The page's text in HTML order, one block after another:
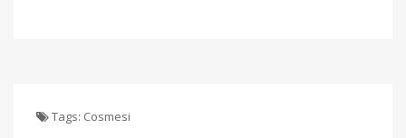
Tags: Cosmesi